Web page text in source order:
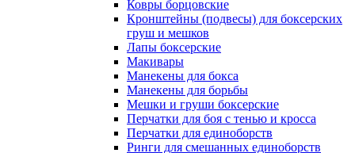
Ковры борцовские
Кронштейны (подвесы) для боксерских
груш и мешков
Лапы боксерские
Макивары
Манекены для бокса
Манекены для борьбы
Мешки и груши боксерские
Перчатки для боя с тенью и кросса
Перчатки для единоборств
Ринги для смешанных единоборств